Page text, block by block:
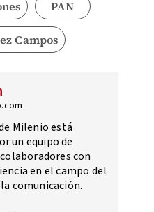
PAN
Campos
Milenio está
un equipo de
con
en el campo del
comunicación.